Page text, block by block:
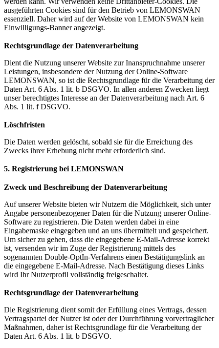
ausgeführten Cookies sind für den Betrieb von LEMONSWAN
essenziell. Daher wird auf der Website von LEMONSWAN kein
Einwilligungs-Banner angezeigt.
Rechtsgrundlage der Datenverarbeitung
Dient die Nutzung unserer Website zur Inanspruchnahme unserer
Leistungen, insbesondere der Nutzung der Online-Software
LEMONSWAN, so ist die Rechtsgrundlage für die Verarbeitung der
Daten Art. 6 Abs. 1 lit. b DSGVO. In allen anderen Zwecken liegt
unser berechtigtes Interesse an der Datenverarbeitung nach Art. 6
Abs. 1 lit. f DSGVO.
Löschfristen
Die Daten werden gelöscht, sobald sie für die Erreichung des
Zwecks ihrer Erhebung nicht mehr erforderlich sind.
5. Registrierung bei LEMONSWAN
Zweck und Beschreibung der Datenverarbeitung
Auf unserer Website bieten wir Nutzern die Möglichkeit, sich unter
Angabe personenbezogener Daten für die Nutzung unserer Online-
Software zu registrieren. Die Daten werden dabei in eine
Eingabemaske eingegeben und an uns übermittelt und gespeichert.
Um sicher zu gehen, dass die eingegebene E-Mail-Adresse korrekt
ist, versenden wir im Zuge der Registrierung mittels des
sogenannten Double-OptIn-Verfahrens einen Bestätigungslink an
die eingegebene E-Mail-Adresse. Nach Bestätigung dieses Links
wird Ihr Nutzerprofil vollständig freigeschaltet.
Rechtsgrundlage der Datenverarbeitung
Die Registrierung dient somit der Erfüllung eines Vertrags, dessen
Vertragspartei der Nutzer ist oder der Durchführung vorvertraglicher
Maßnahmen, daher ist Rechtsgrundlage für die Verarbeitung der
Daten Art. 6 Abs. 1 lit. b DSGVO.